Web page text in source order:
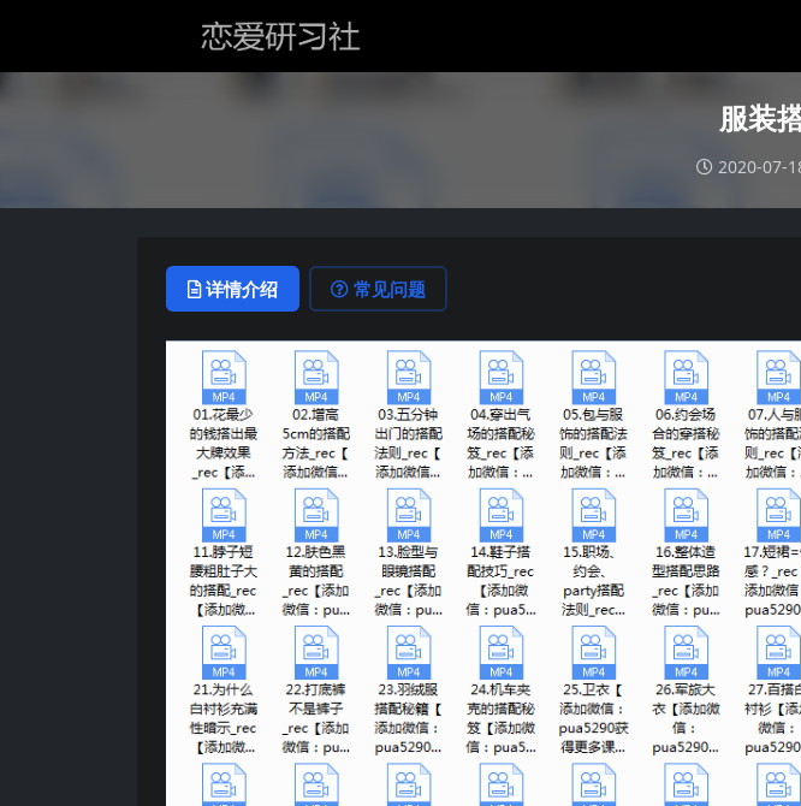
服装
2020-07-
详情介绍 常见问题